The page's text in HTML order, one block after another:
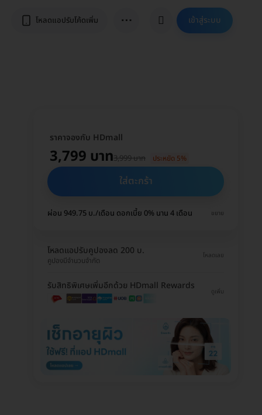
โหลดแอปรับโค้ดเพิ่ม ⋯ เข้าสู่ระบบ
ราคาจองกับ HDmall
3,799 บาท3,999 บาท ประหยัด 5%
ใส่ตะกร้า
ผ่อน 949.75 บ./เดือน ดอกเบี้ย 0% นาน 4 เดือน ขยาย
โหลดแอปรับคูปองลด 200 บ.
คูปองมีจำนวนจำกัด
โหลดเลย
รับสิทธิพิเศษเพิ่มอีกด้วย HDmall Rewards
ดูเพิ่ม